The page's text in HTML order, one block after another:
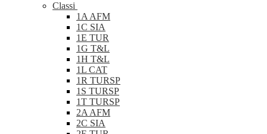
Classi
1A AFM
1C SIA
1E TUR
1G T&L
1H T&L
1L CAT
1R TURSP
1S TURSP
1T TURSP
2A AFM
2C SIA